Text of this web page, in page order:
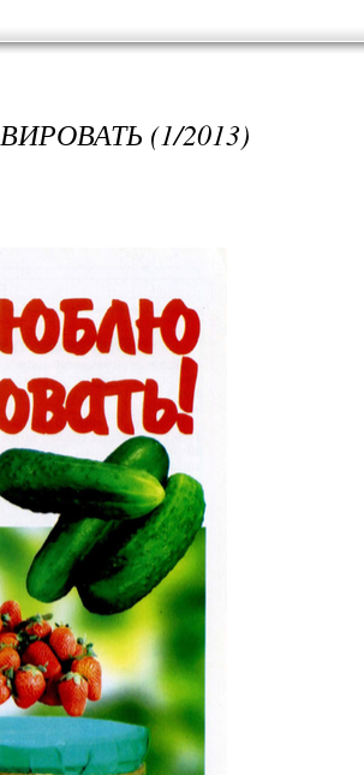
(1/2013)